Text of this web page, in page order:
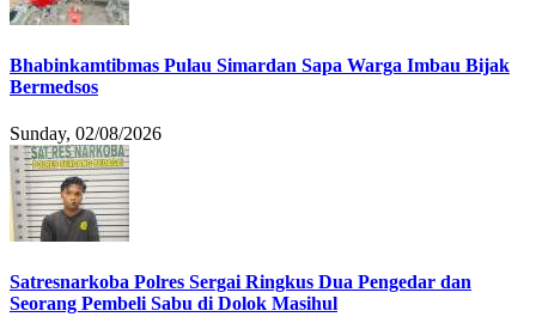
Bhabinkamtibmas Pulau Simardan Sapa Warga Imbau Bijak
Bermedsos
Sunday, 02/08/2026
Satresnarkoba Polres Sergai Ringkus Dua Pengedar dan
Seorang Pembeli Sabu di Dolok Masihul